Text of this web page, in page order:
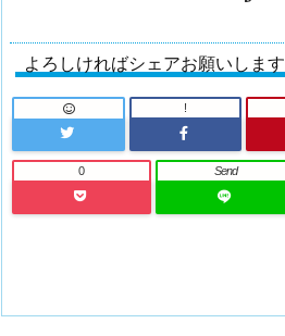
よろしければシェアお願いします
!
0 Send